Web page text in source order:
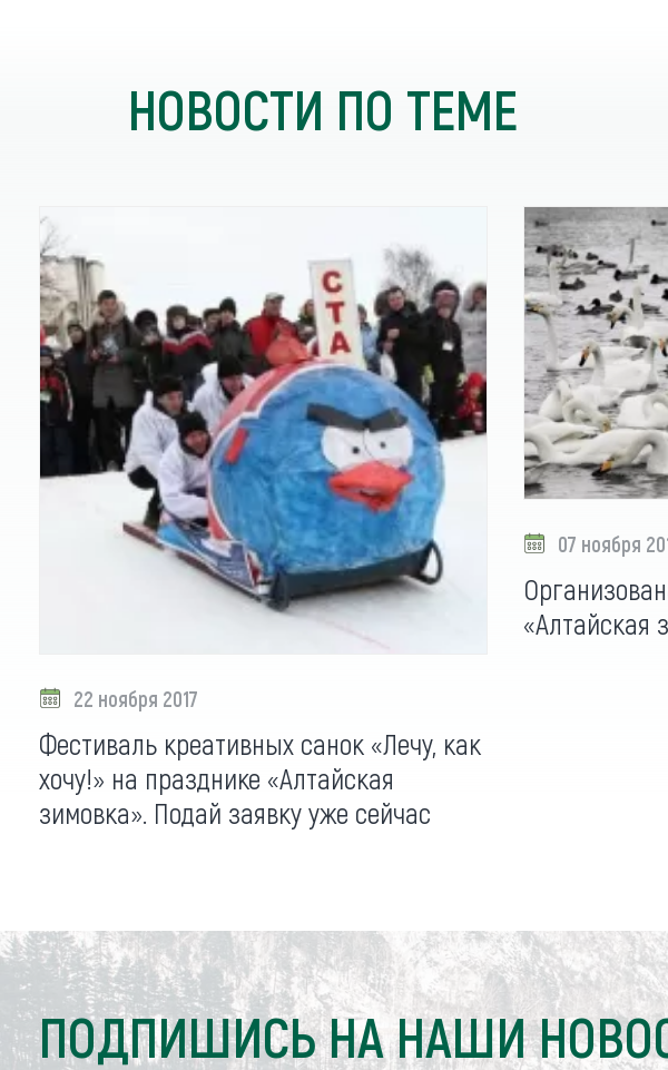
НОВОСТИ ПО ТЕМЕ
22 ноября 2017
Фестиваль креативных санок «Лечу, как
хочу!» на празднике «Алтайская
зимовка». Подай заявку уже сейчас
07 ноября
«Алтайская
ПОДПИШИСЬ НА НАШИ